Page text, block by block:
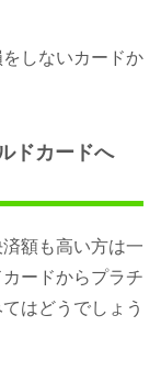
しないカードか
ドカードへ
額も高い方は一
ードからプラチ
はどうでしょう